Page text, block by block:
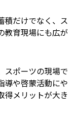
積だけでなく、ス
教育現場にも広が
スポーツの現場で
導や啓蒙活動にや
得メリットが大き